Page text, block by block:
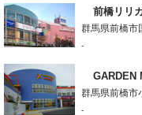
前橋リリ
群馬県前橋市
-
GARDEN
群馬県前橋市
-